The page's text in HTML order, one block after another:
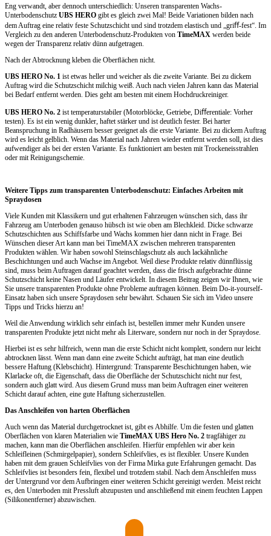
Eng verwandt, aber dennoch unterschiedlich: Unseren transparenten Wachs-
Unterbodenschutz UBS HERO gibt es gleich zwei Mal! Beide Variationen bilden nach
dem Auftrag eine relativ feste Schutzschicht und sind trotzdem elastisch und „griﬀ-fest“. Im
Vergleich zu den anderen Unterbodenschutz-Produkten von TimeMAX werden beide
wegen der Transparenz relativ dünn aufgetragen.
Nach der Abtrocknung kleben die Oberﬂächen nicht.
UBS HERO No. 1 ist etwas heller und weicher als die zweite Variante. Bei zu dickem
Auftrag wird die Schutzschicht milchig weiß. Auch nach vielen Jahren kann das Material
bei Bedarf entfernt werden. Dies geht am besten mit einem Hochdruckreiniger.
UBS HERO No. 2 ist temperaturstabiler (Motorblöcke, Getriebe, Diﬀerentiale: Vorher
testen). Es ist ein wenig dunkler, haftet stärker und ist deutlich fester. Bei harter
Beanspruchung in Radhäusern besser geeignet als die erste Variante. Bei zu dickem Auftrag
wird es leicht gelblich. Wenn das Material nach Jahren wieder entfernt werden soll, ist dies
aufwendiger als bei der ersten Variante. Es funktioniert am besten mit Trockeneisstrahlen
oder mit Reinigungschemie.
Weitere Tipps zum transparenten Unterbodenschutz: Einfaches Arbeiten mit
Spraydosen
Viele Kunden mit Klassikern und gut erhaltenen Fahrzeugen wünschen sich, dass ihr
Fahrzeug am Unterboden genauso hübsch ist wie oben am Blechkleid. Dicke schwarze
Schutzschichten aus Schiffsfarbe und Wachs kommen hier dann nicht in Frage. Bei
Wünschen dieser Art kann man bei TimeMAX zwischen mehreren transparenten
Produkten wählen. Wir haben sowohl Steinschlagschutz als auch lackähnliche
Beschichtungen und auch Wachse im Angebot. Weil diese Produkte relativ dünnflüssig
sind, muss beim Auftragen darauf geachtet werden, dass die frisch aufgebrachte dünne
Schutzschicht keine Nasen und Läufer entwickelt. In diesem Beitrag zeigen wir Ihnen, wie
Sie unsere transparenten Produkte ohne Probleme auftragen können. Beim Do-it-yourself-
Einsatz haben sich unsere Spraydosen sehr bewährt. Schauen Sie sich im Video unsere
Tipps und Tricks hierzu an!
Weil die Anwendung wirklich sehr einfach ist, bestellen immer mehr Kunden unsere
transparenten Produkte jetzt nicht mehr als Literware, sondern nur noch in der Spraydose.
Hierbei ist es sehr hilfreich, wenn man die erste Schicht nicht komplett, sondern nur leicht
abtrocknen lässt. Wenn man dann eine zweite Schicht aufträgt, hat man eine deutlich
bessere Haftung (Klebschicht). Hintergrund: Transparente Beschichtungen haben, wie
Klarlacke oft, die Eigenschaft, dass die Oberfläche der Schutzschicht nicht nur fest,
sondern auch glatt wird. Aus diesem Grund muss man beim Auftragen einer weiteren
Schicht darauf achten, eine gute Haftung sicherzustellen.
Das Anschleifen von harten Oberflächen
Auch wenn das Material durchgetrocknet ist, gibt es Abhilfe. Um die festen und glatten
Oberflächen von klaren Materialien wie TimeMAX UBS Hero No. 2 tragfähiger zu
machen, kann man die Oberflächen anschleifen. Hierfür empfehlen wir aber kein
Schleifleinen (Schmirgelpapier), sondern Schleifvlies, es ist flexibler. Unsere Kunden
haben mit dem grauen Schleifvlies von der Firma Mirka gute Erfahrungen gemacht. Das
Schleifvlies ist besonders fein, flexibel und trotzdem stabil. Nach dem Anschleifen muss
der Untergrund vor dem Aufbringen einer weiteren Schicht gereinigt werden. Meist reicht
es, den Unterboden mit Pressluft abzupusten und anschließend mit einem feuchten Lappen
(Silikonentferner) abzuwischen.